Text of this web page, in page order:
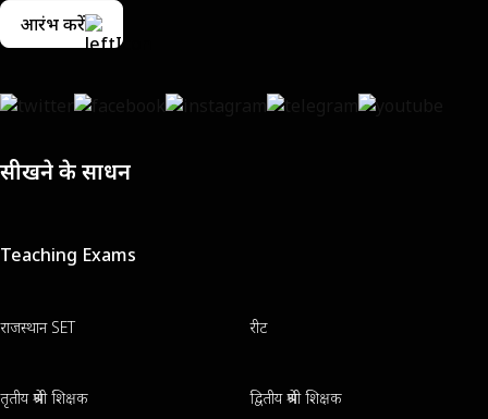
आरंभ करें
सीखने के साधन
Teaching Exams
राजस्थान SET रीट
तृतीय श्रेणी शिक्षक द्वितीय श्रेणी शिक्षक